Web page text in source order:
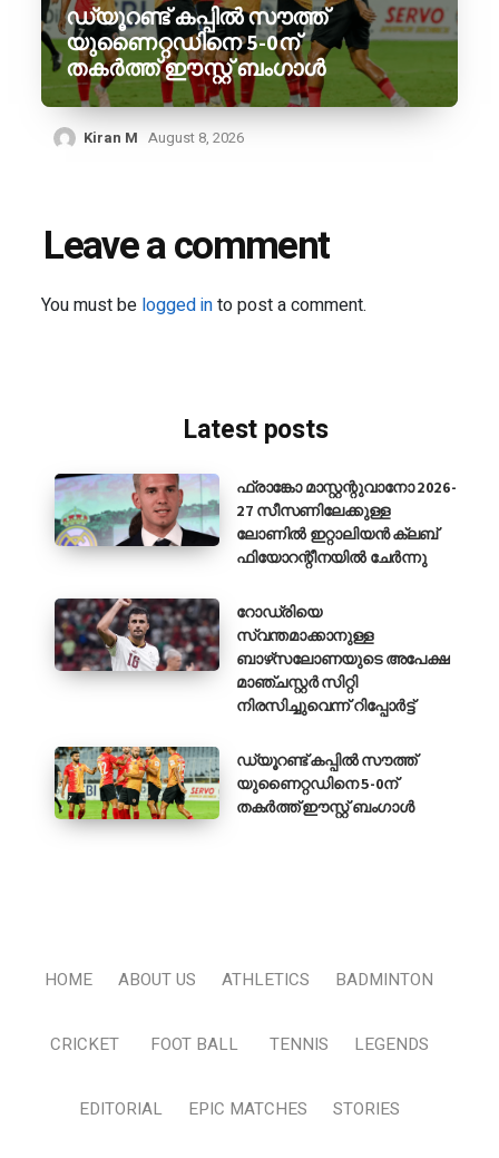
ഡ്യൂറണ്ട് കപ്പിൽ സൗത്ത്
യുണൈറ്റഡിനെ 5-0ന്
തകർത്ത് ഈസ്റ്റ് ബംഗാൾ
Kiran M August 8, 2026
Leave a comment
You must be logged into post a comment.
Latest posts
ഫ്രാങ്കോ മാസ്റ്റന്റുവാനോ 2026-
27 സീസണിലേക്കുള്ള
ലോണിൽ ഇറ്റാലിയൻ ക്ലബ്
ഫിയോറന്റീനയിൽ ചേർന്നു
റോഡ്രിയെ
സ്വന്തമാക്കാനുള്ള
ബാഴ്‌സലോണയുടെ അപേക്ഷ
മാഞ്ചസ്റ്റർ സിറ്റി
നിരസിച്ചുവെന്ന് റിപ്പോർട്ട്
ഡ്യൂറണ്ട് കപ്പിൽ സൗത്ത്
യുണൈറ്റഡിനെ 5-0ന്
തകർത്ത് ഈസ്റ്റ് ബംഗാൾ
HOME ABOUT US ATHLETICS BADMINTON
CRICKET FOOT BALL TENNIS LEGENDS
EDITORIAL EPIC MATCHES STORIES